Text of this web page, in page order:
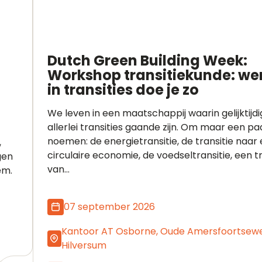
Dutch Green Building Week:
Workshop transitiekunde:
in transities doe je zo
We leven in een maatschappij waarin
allerlei transities gaande zijn. Om maar een
noemen: de energietransitie, de transitie naar
circulaire economie, de voedseltransitie, een
van...
07 september 2026
Kantoor AT Osborne, Oude
Hilversum